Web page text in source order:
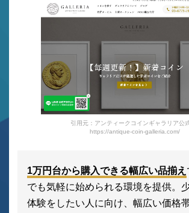
引用元：アンティークコインギャラリア公
https://antique-coin-galleria.com/
1万円台から購入できる幅広い品揃え
でも気軽に始められる環境を提供。
体験をしたい人に向け、幅広い価格